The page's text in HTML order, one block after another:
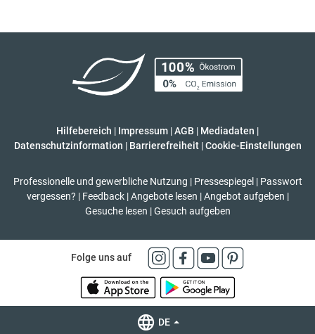
Hilfebereich | Impressum |AGB | Mediadaten |
Datenschutzinformation | Barrierefreiheit | Cookie-Einstellungen
Professionelle und gewerbliche Nutzung | Pressespiegel | Passwort
vergessen? | Feedback | Angebote lesen | Angebot aufgeben |
Gesuche lesen | Gesuch aufgeben
Folge uns auf
DE